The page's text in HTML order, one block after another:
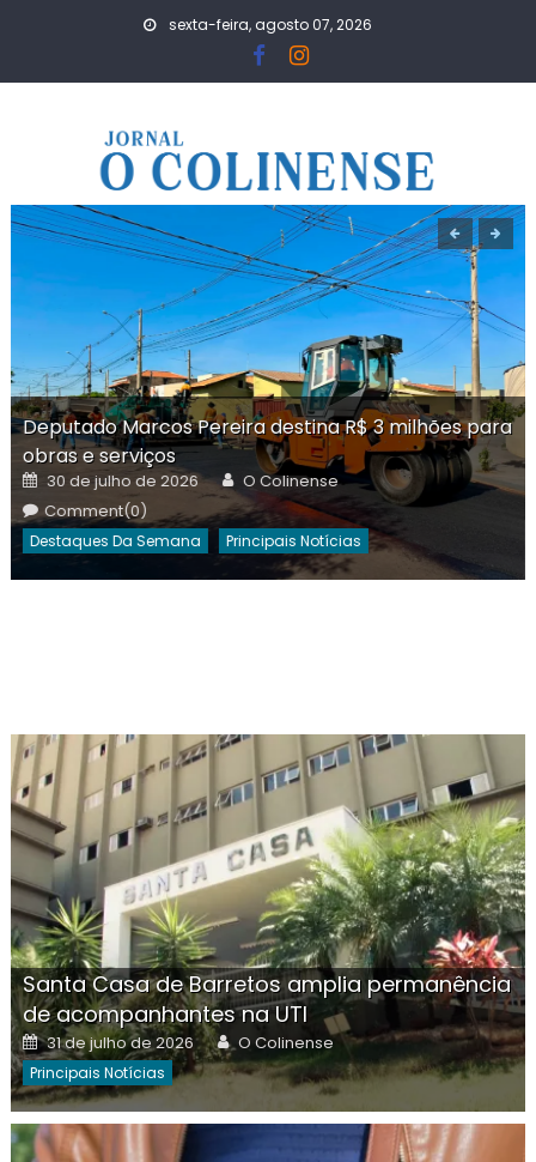
sexta-feira, agosto 07, 2026
Deputado Marcos Pereira destina R$ 3 milhões para
obras e serviços
Posted
on
30 de julho de 2026 Author
O Colinense
Comment(0)
Destaques Da Semana Principais Notícias
Santa Casa de Barretos amplia permanência
de acompanhantes na UTI
Posted
on
31 de julho de 2026 Author
O Colinense
Principais Notícias